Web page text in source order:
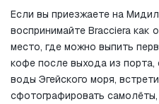
Если вы приезжаете на
воспринимайте Bracciera как
место, где можно выпить
кофе после выхода из порта,
воды Эгейского моря,
сфотографировать